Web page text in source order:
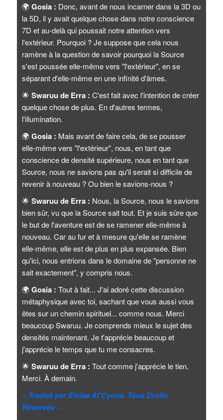
🌍 Gosia : Donc, avant de nous incarner dans la 3D ou
la 5D, il y avait quelque chose dans notre conscience
7D et au-delà qui poussait notre attention vers
l'extérieur. Pourquoi ? Je suppose que cela nous
ramène à la question de savoir pourquoi la Source
s'est poussée elle-même vers "l'extérieur", en se
séparant d'elle-même en une infinité d'âmes.
🌟 Swaruu de Erra : C'est fait avec l'intention de créer
quelque chose de plus. En d'autres termes,
l'illumination.
🌍 Gosia : Mais avant de faire cela, de se pousser
elle-même vers "l'extérieur", nous, en tant que
conscience de densité supérieure, nous en tant que
Source, nous ne savions pas qu'il serait si difficile de
revenir à nouveau ? Ou bien le savions-nous ?
🌟 Swaruu de Erra : Nous, la Source, nous le savions
bien sûr, vu que la Source sait tout. Et je suis sûre que
le but de l'aventure est de se ramener elle-même à
nouveau. Car au fur et à mesure qu'elle se ramène
elle-même, elle est de plus en plus expansée. Bien
qu'ici, nous entrions dans le domaine de "personne ne
sait exactement", y compris nous.
🌍 Gosia : Tout à fait... J'ai adoré cette discussion
métaphysique avec toi, sachant que vous aussi vous
êtes sur un chemin spirituel... comme nous. Merci
beaucoup Swaruu. Je comprends mieux le sujet des
densités maintenant. Je t'apprécie beaucoup et
j'apprécie le temps que tu me consacres.
🌟 Swaruu de Erra : Tout comme j'apprécie le tien.
Merci. À demain.
~ Traduit par Éloïse Al'Cyona. Tous Droits
Réservés ~